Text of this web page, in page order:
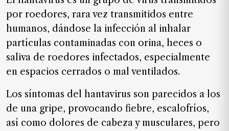
por roedores, rara vez transmitidos entre
humanos, dándose la infección al inhalar
partículas contaminadas con orina, heces o
saliva de roedores infectados, especialmente
en espacios cerrados o mal ventilados.
Los síntomas del hantavirus son parecidos a los
de una gripe, provocando fiebre, escalofríos,
así como dolores de cabeza y musculares, pero